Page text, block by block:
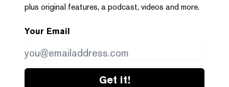
plus original features, a podcast, videos and more.
Your Email
Get it!